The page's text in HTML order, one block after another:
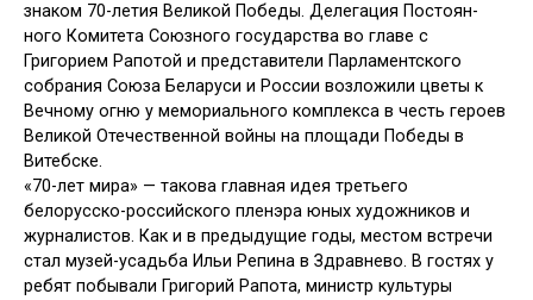
знаком 70-летия Великой Победы. Делегация Постоян­
ного Комитета Союзного государства во главе с
Григорием Рапотой и пред­ставители Парламентского
собрания Союза Беларуси и России возложили цветы к
Вечному огню у мемориаль­ного комплекса в честь героев
Вели­кой Отечественной войны на площади Победы в
Витебске.
«70-лет мира» — такова главная идея третьего
белорусско-российско­го пленэра юных художников и
жур­налистов. Как и в предыдущие годы, местом встречи
стал музей-усадьба Ильи Репина в Здравнево. В гостях у
ребят побывали Григорий Рапота, ми­нистр культуры